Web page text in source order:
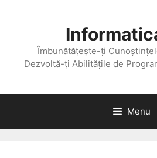
Îmbunătățește-ți
Dezvoltă-ți Abilitățile de
Menu